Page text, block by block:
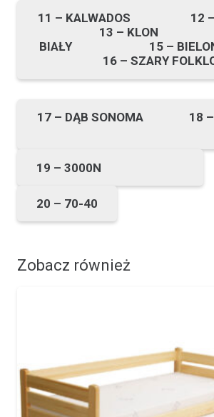
11 – KALWADOS 12 –
13 – KLON
BIAŁY 15 –
16 – SZARY
17 – DĄB SONOMA 18 –
19 – 3000N
20 – 70-40
Zobacz również